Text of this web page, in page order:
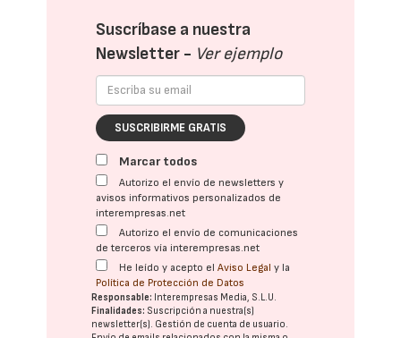
Suscríbase a nuestra
Newsletter - Ver ejemplo
SUSCRIBIRME GRATIS
Marcar todos
Autorizo el envío de newsletters y
avisos informativos personalizados de
interempresas.net
Autorizo el envío de comunicaciones
de terceros vía interempresas.net
He leído y acepto elAviso Legal y la
Política de Protección de Datos
Responsable: Interempresas Media, S.L.U.
Finalidades: Suscripción a nuestra(s)
newsletter(s). Gestión de cuenta de usuario.